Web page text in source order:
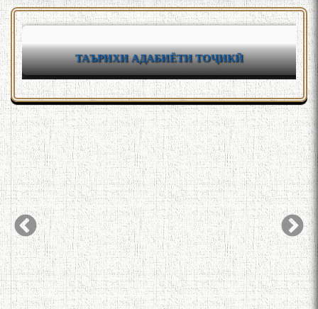
ТАЪРИХИ АДАБИЁТИ ТОҶИКӢ